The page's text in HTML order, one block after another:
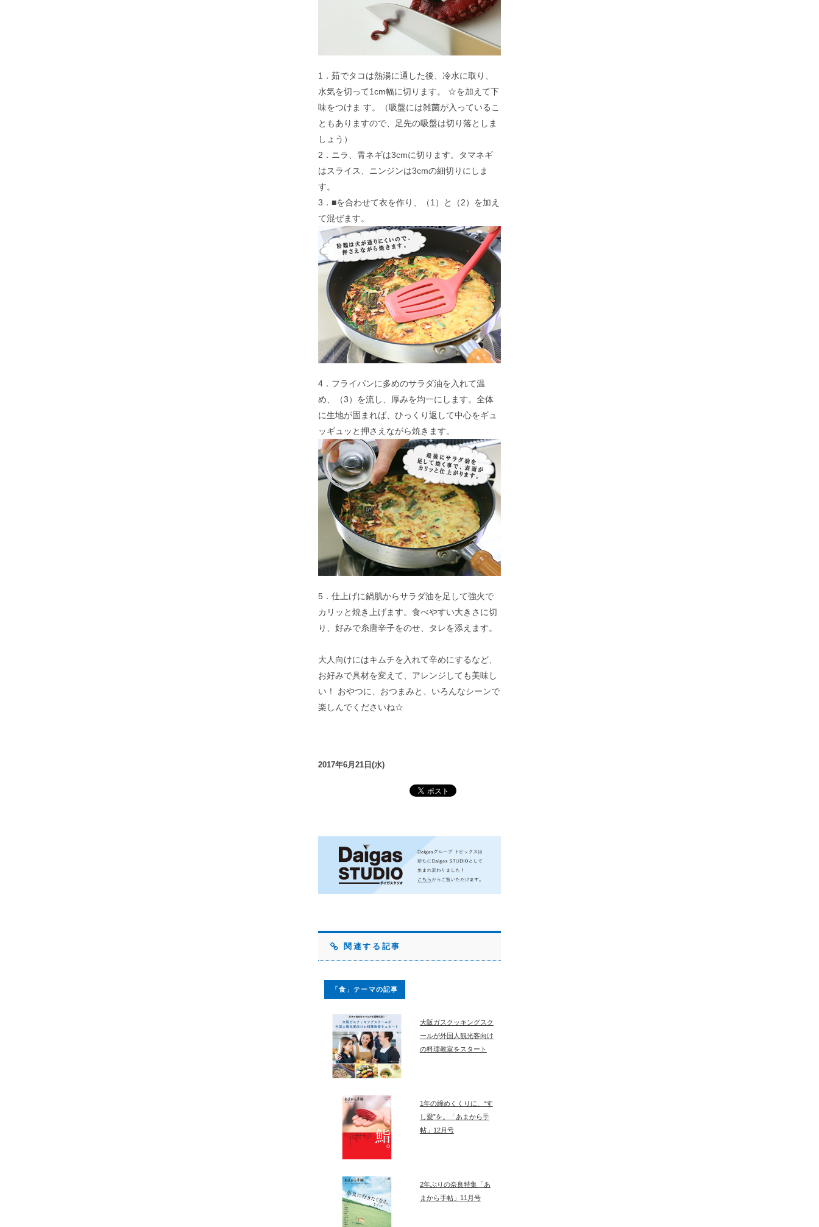
1．茹でタコは熱湯に通した後、冷水に取り、
水気を切って1cm幅に切ります。 ☆を加えて下
味をつけま す。（吸盤には雑菌が入っているこ
ともありますので、足先の吸盤は切り落としま
しょう）
2．ニラ、青ネギは3cmに切ります。タマネギ
はスライス、ニンジンは3cmの細切りにしま
す。
3．■を合わせて衣を作り、（1）と（2）を加え
て混ぜます。
4．フライパンに多めのサラダ油を入れて温
め、（3）を流し、厚みを均一にします。全体
に生地が固まれば、ひっくり返して中心をギュ
ッギュッと押さえながら焼きます。
5．仕上げに鍋肌からサラダ油を足して強火で
カリッと焼き上げます。食べやすい大きさに切
り、好みで糸唐辛子をのせ、タレを添えます。
大人向けにはキムチを入れて辛めにするなど、
お好みで具材を変えて、アレンジしても美味し
い！ おやつに、おつまみと、いろんなシーンで
楽しんでくださいね☆
2017年6月21日(水)
関連する記事
「食」テーマの記事
大阪ガスクッキングスク
ールが外国人観光客向け
の料理教室をスタート
1年の締めくくりに、“す
し愛”を。「あまから手
帖」12月号
2年ぶりの奈良特集「あ
まから手帖」11月号